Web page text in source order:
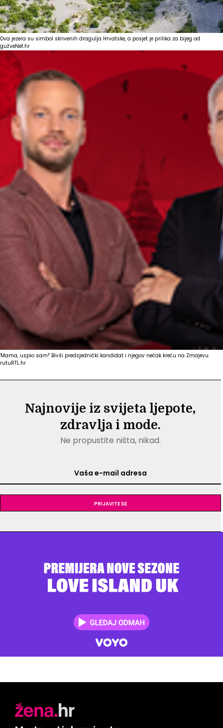
Ova jezera su simbol skrivenih dragulja Hrvatske, a posjet je prilika za bijeg od
gužveNet.hr
'Mama, uspio sam!' Bivši predsjednički kandidat i njegov nećak kreću na Zmajevu
rutuRTL.hr
Najnovije iz svijeta ljepote,
zdravlja i mode.
Ne propustite ništa, nikad.
Prijavite se